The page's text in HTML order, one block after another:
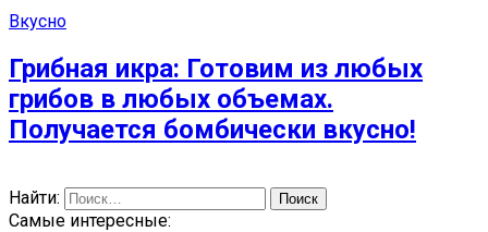
Вкусно
Грибная икра: Готовим из любых
грибов в любых объемах.
Получается бомбически вкусно!
Найти:
Самые интересные: